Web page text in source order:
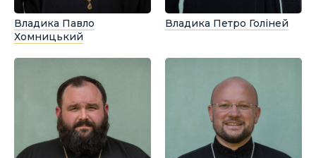
Владика Павло
Хомницький
Владика Петро Голіней